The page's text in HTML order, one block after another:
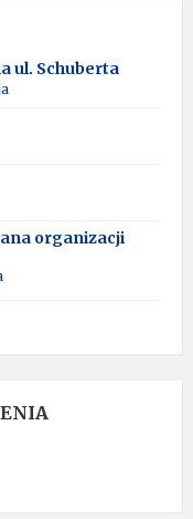
ul. Schuberta
organizacji